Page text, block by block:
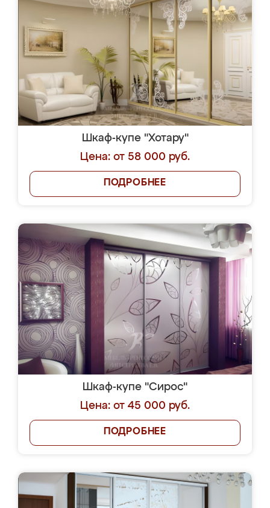
Шкаф-купе "Хотару"
Цена: от 58 000 руб.
ПОДРОБНЕЕ
Шкаф-купе "Сирос"
Цена: от 45 000 руб.
ПОДРОБНЕЕ